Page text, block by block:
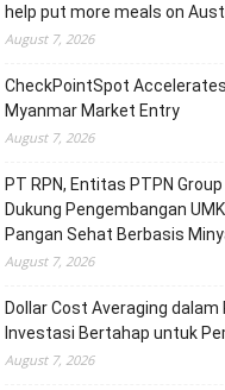
help put more meals on
August 7, 2026
CheckPointSpot
Myanmar Market Entry
August 7, 2026
PT RPN, Entitas PTPN
Dukung Pengembangan
Pangan Sehat Berbasis
August 7, 2026
Dollar Cost Averaging
Investasi Bertahap untuk
August 7, 2026